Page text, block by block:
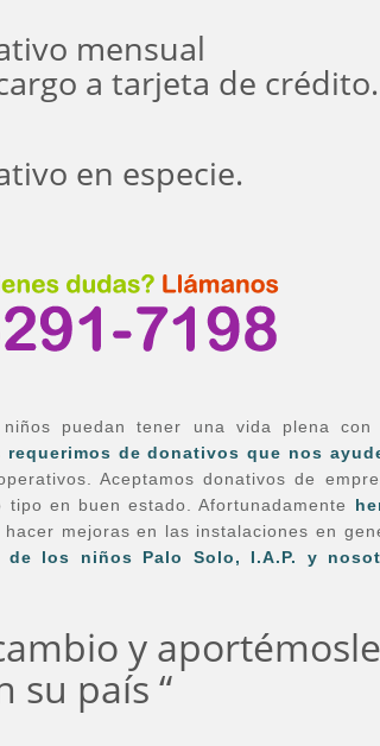
mensual
a tarjeta de crédito.
en especie.
puedan tener una vida
plena con
requerimos de donativos que nos
Aceptamos donativos de
tipo en buen estado.Afortunadamente
mejoras en las instalaciones en
los niños Palo Solo, I.A.P. y
y
su país “